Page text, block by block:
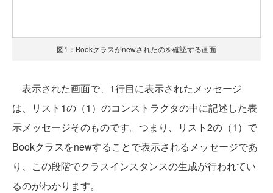
図1：Bookクラスがnewされたのを確認する画面
表示された画面で、1行目に表示されたメッセージ
は、リスト1の（1）のコンストラクタの中に記述した表
示メッセージそのものです。つまり、リスト2の（1）で
Bookクラスをnewすることで表示されるメッセージであ
り、この段階でクラスインスタンスの生成が行われてい
るのがわかります。